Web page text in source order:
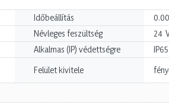
Időbeállítás
Névleges feszültség 24
Alkalmas (IP) védettségre IP65
Felület kivitele